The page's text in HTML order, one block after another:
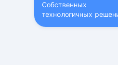
Собственных
технологичных